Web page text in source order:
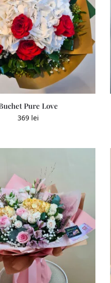
Pure Love
369 lei